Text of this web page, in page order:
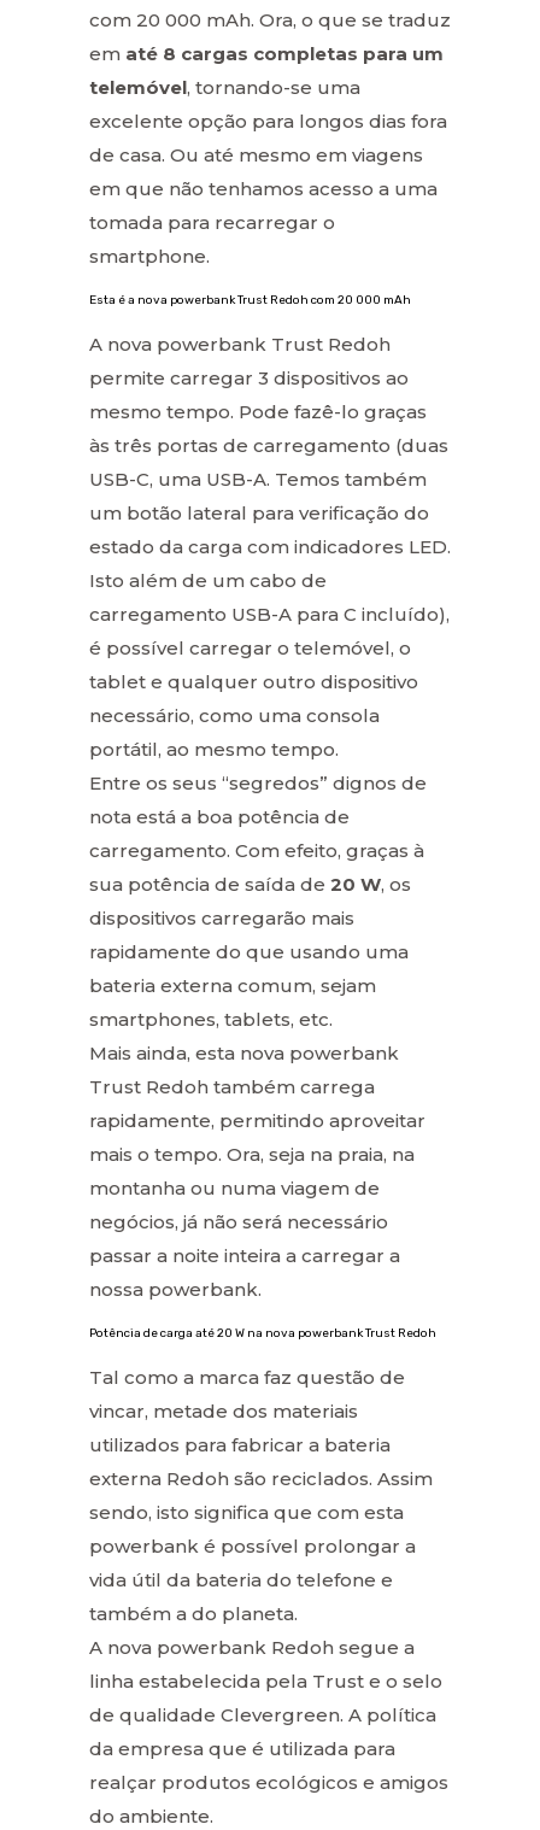
com 20 000 mAh. Ora, o que se traduz
em até 8 cargas completas para um
telemóvel, tornando-se uma
excelente opção para longos dias fora
de casa. Ou até mesmo em viagens
em que não tenhamos acesso a uma
tomada para recarregar o
smartphone.
Esta é a nova powerbank Trust Redoh com 20 000 mAh
A nova powerbank Trust Redoh
permite carregar 3 dispositivos ao
mesmo tempo. Pode fazê-lo graças
às três portas de carregamento (duas
USB-C, uma USB-A. Temos também
um botão lateral para verificação do
estado da carga com indicadores LED.
Isto além de um cabo de
carregamento USB-A para C incluído),
é possível carregar o telemóvel, o
tablet e qualquer outro dispositivo
necessário, como uma consola
portátil, ao mesmo tempo.
Entre os seus “segredos” dignos de
nota está a boa potência de
carregamento. Com efeito, graças à
sua potência de saída de 20 W, os
dispositivos carregarão mais
rapidamente do que usando uma
bateria externa comum, sejam
smartphones, tablets, etc.
Mais ainda, esta nova powerbank
Trust Redoh também carrega
rapidamente, permitindo aproveitar
mais o tempo. Ora, seja na praia, na
montanha ou numa viagem de
negócios, já não será necessário
passar a noite inteira a carregar a
nossa powerbank.
Potência de carga até 20 W na nova powerbank Trust Redoh
Tal como a marca faz questão de
vincar, metade dos materiais
utilizados para fabricar a bateria
externa Redoh são reciclados. Assim
sendo, isto significa que com esta
powerbank é possível prolongar a
vida útil da bateria do telefone e
também a do planeta.
A nova powerbank Redoh segue a
linha estabelecida pela Trust e o selo
de qualidade Clevergreen. A política
da empresa que é utilizada para
realçar produtos ecológicos e amigos
do ambiente.